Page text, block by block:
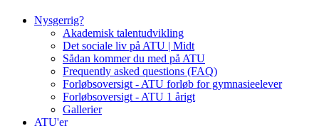
Nysgerrig?
Akademisk talentudvikling
Det sociale liv på ATU | Midt
Sådan kommer du med på ATU
Frequently asked questions (FAQ)
Forløbsoversigt - ATU forløb for gymnasieelever
Forløbsoversigt - ATU 1 årigt
Gallerier
ATU'er